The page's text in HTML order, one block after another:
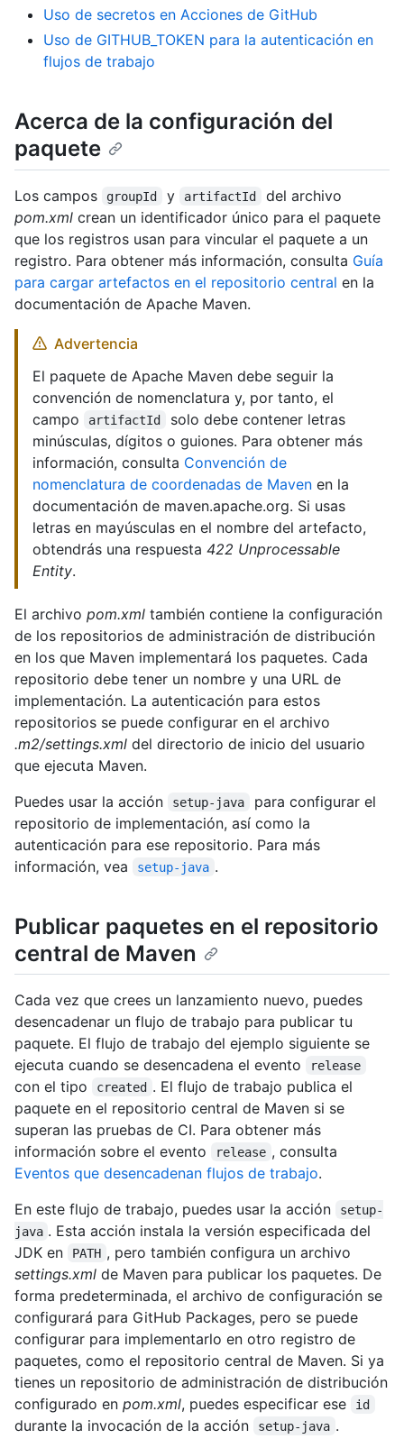
Uso de secretos en Acciones de GitHub
Uso de GITHUB_TOKEN para la autenticación en
flujos de trabajo
Acerca de la configuración del
paquete
Los campos groupId y artifactId
del archivo
pom.xml crean un identificador único para el paquete
que los registros usan para vincular el paquete a un
registro. Para obtener más información, consulta Guía
para cargar artefactos en el repositorio central en la
documentación de Apache Maven.
Advertencia
El paquete de Apache Maven debe seguir la
convención de nomenclatura y, por tanto, el
campo
artifactId
solo debe contener letras
minúsculas, dígitos o guiones. Para obtener más
información, consulta Convención de
nomenclatura de coordenadas de Maven en la
documentación de maven.apache.org. Si usas
letras en mayúsculas en el nombre del artefacto,
obtendrás una respuesta 422 Unprocessable
Entity.
El archivo pom.xml también contiene la configuración
de los repositorios de administración de distribución
en los que Maven implementará los paquetes. Cada
repositorio debe tener un nombre y una URL de
implementación. La autenticación para estos
repositorios se puede configurar en el archivo
.m2/settings.xml del directorio de inicio del usuario
que ejecuta Maven.
Puedes usar la acción
setup-java
para configurar el
repositorio de implementación, así como la
autenticación para ese repositorio. Para más
información, vea
setup-java .
Publicar paquetes en el repositorio
central de Maven
Cada vez que crees un lanzamiento nuevo, puedes
desencadenar un flujo de trabajo para publicar tu
paquete. El flujo de trabajo del ejemplo siguiente se
ejecuta cuando se desencadena el evento
release
con el tipo created . El flujo de trabajo publica el
paquete en el repositorio central de Maven si se
superan las pruebas de CI. Para obtener más
información sobre el evento
release , consulta
Eventos que desencadenan flujos de trabajo.
En este flujo de trabajo, puedes usar la acción
setup-
java . Esta acción instala la versión especificada del
JDK en
PATH , pero también configura un archivo
settings.xml de Maven para publicar los paquetes. De
forma predeterminada, el archivo de configuración se
configurará para GitHub Packages, pero se puede
configurar para implementarlo en otro registro de
paquetes, como el repositorio central de Maven. Si ya
tienes un repositorio de administración de distribución
configurado en pom.xml, puedes especificar ese id
durante la invocación de la acción setup-java .